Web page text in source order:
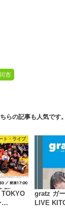
市
らの記事も人気です。
ト・ライブ
…
gratz ガ
LIVE